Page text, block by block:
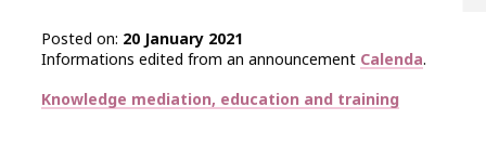
Posted on 20 January 2021
Informations edited from an announcement Calenda.
Thématiques
Knowledge mediation, education and training